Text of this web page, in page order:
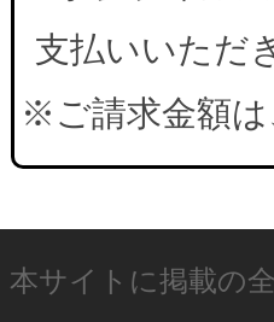
支払いいただ
※ご請求金額は
本サイトに掲載の